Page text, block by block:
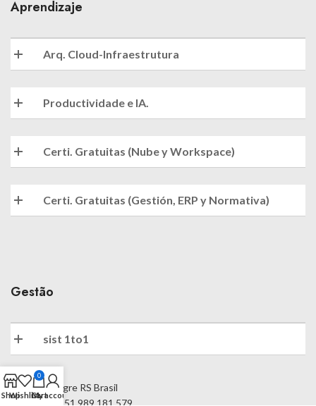
Aprendizaje
Arq. Cloud-Infraestrutura
Productividade e IA.
Certi. Gratuitas (Nube y Workspace)
Certi. Gratuitas (Gestión, ERP y Normativa)
Gestão
sist 1to1
Porto Alegre RS Brasil
Phone: +55 51 989 181 579
ShopWishlist
0
Cart
My account